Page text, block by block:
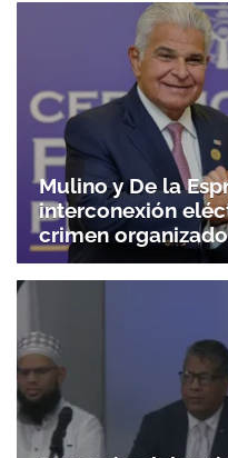
Gracias por
Mulino y De la
interconexión
crimen organizado